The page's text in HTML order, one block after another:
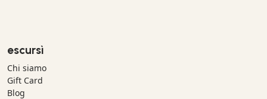
escursì
Chi siamo
Gift Card
Blog